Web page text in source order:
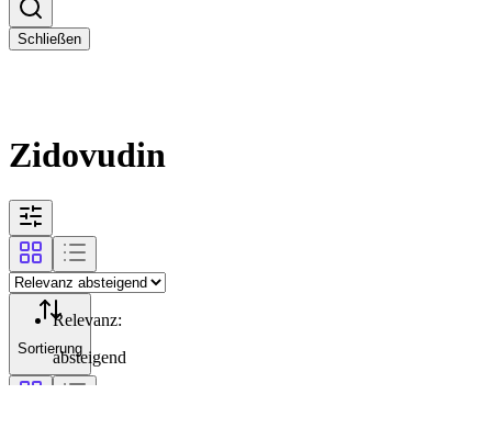
Schließen
Zidovudin
Sortierung
Relevanz:
absteigend